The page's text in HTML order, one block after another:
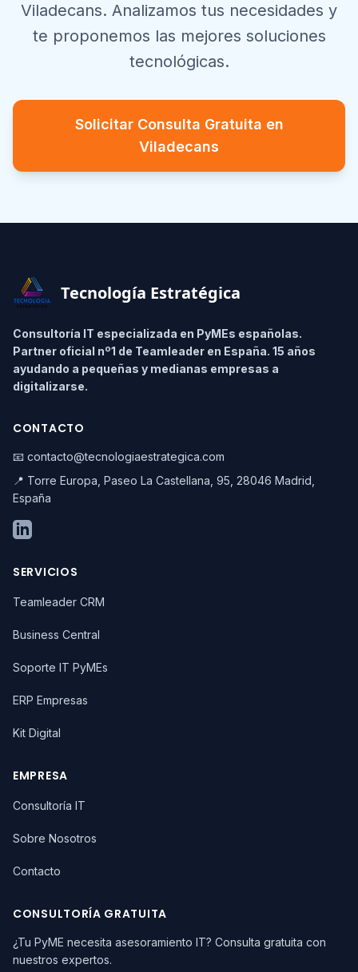
Viladecans. Analizamos tus necesidades y
te proponemos las mejores soluciones
tecnológicas.
Solicitar Consulta Gratuita en
Viladecans
Tecnología Estratégica
Consultoría IT especializada en PyMEs españolas.
Partner oficial nº1 de Teamleader en España. 15 años
ayudando a pequeñas y medianas empresas a
digitalizarse.
CONTACTO
📧 contacto@tecnologiaestrategica.com
📍 Torre Europa, Paseo La Castellana, 95, 28046 Madrid,
España
SERVICIOS
Teamleader CRM
Business Central
Soporte IT PyMEs
ERP Empresas
Kit Digital
EMPRESA
Consultoría IT
Sobre Nosotros
Contacto
CONSULTORÍA GRATUITA
¿Tu PyME necesita asesoramiento IT? Consulta gratuita con
nuestros expertos.